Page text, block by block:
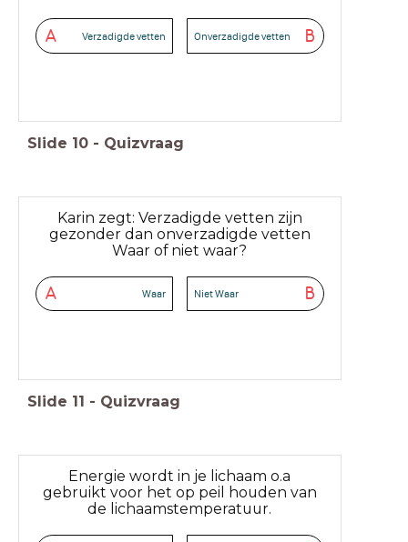
A Verzadigde vetten B
Onverzadigde vetten
Slide 10 - Quizvraag
Karin zegt: Verzadigde vetten zijn
gezonder dan onverzadigde vetten
Waar of niet waar?
A Waar B
Niet Waar
Slide 11 - Quizvraag
Energie wordt in je lichaam o.a
gebruikt voor het op peil houden van
de lichaamstemperatuur.